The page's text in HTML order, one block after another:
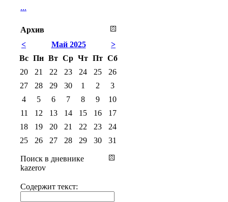
...
Архив
<
>
Май 2025
Вс Пн Вт Ср Чт Пт Сб
20
21 22 23 24 25
26
27
28 29 30 1 2
3
4
5 6 7 8 9
10
11
12 13 14 15 16
17
18
19 20 21 22 23
24
25
26 27 28 29 30 31
Поиск в дневнике
kazerov
Содержит текст: